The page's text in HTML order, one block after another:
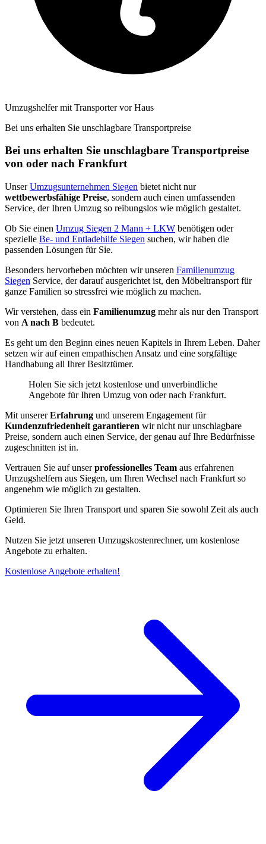
Umzugshelfer mit Transporter vor Haus
Bei uns erhalten Sie unschlagbare Transportpreise
Bei uns erhalten Sie unschlagbare Transportpreise
von oder nach Frankfurt
UnserUmzugsunternehmen Siegen bietet nicht nur
wettbewerbsfähige Preise, sondern auch einen umfassenden
Service, der Ihren Umzug so reibungslos wie möglich gestaltet.
Ob Sie einen Umzug Siegen 2 Mann + LKW benötigen oder
spezielle Be- und Entladehilfe Siegen suchen, wir haben die
passenden Lösungen für Sie.
Besonders hervorheben möchten wir unseren Familienumzug
Siegen Service, der darauf ausgerichtet ist, den Möbeltransport für
ganze Familien so stressfrei wie möglich zu machen.
Wir verstehen, dass ein Familienumzug mehr als nur den Transport
von A nach B bedeutet.
Es geht um den Beginn eines neuen Kapitels in Ihrem Leben. Daher
setzen wir auf einen empathischen Ansatz und eine sorgfältige
Handhabung all Ihrer Besitztümer.
Holen Sie sich jetzt kostenlose und unverbindliche
Angebote für Ihren Umzug von oder nach Frankfurt.
Mit unsererErfahrung und unserem Engagement für
Kundenzufriedenheit garantieren wir nicht nur unschlagbare
Preise, sondern auch einen Service, der genau auf Ihre Bedürfnisse
zugeschnitten ist in.
Vertrauen Sie auf unserprofessionelles Team aus erfahrenen
Umzugshelfern aus Siegen, um Ihren Wechsel nach Frankfurt so
angenehm wie möglich zu gestalten.
Optimieren Sie Ihren Transport und sparen Sie sowohl Zeit als auch
Geld.
Nutzen Sie jetzt unseren Umzugskostenrechner, um kostenlose
Angebote zu erhalten.
Kostenlose Angebote erhalten!